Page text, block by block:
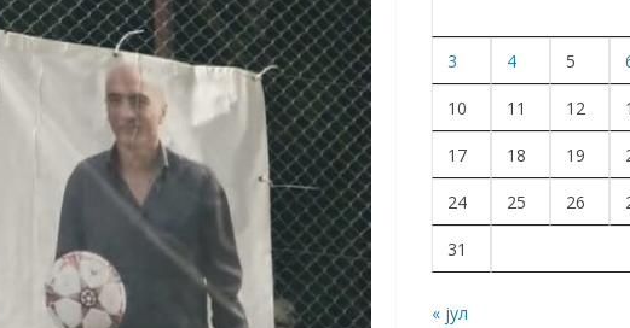
3 4 5
10 11 12
17 18 19
24 25 26
31
« јул